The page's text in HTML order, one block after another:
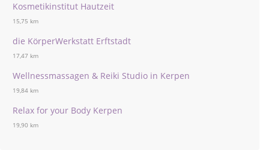
Kosmetikinstitut Hautzeit
15,75 km
die KörperWerkstatt Erftstadt
17,47 km
Wellnessmassagen & Reiki Studio in Kerpen
19,84 km
Relax for your Body Kerpen
19,90 km